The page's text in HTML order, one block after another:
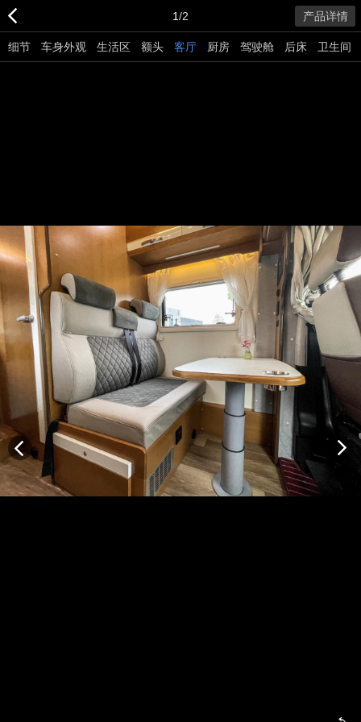
1/2 产品详情
细节 车身外观 生活区 额头 客厅 厨房 驾驶舱 后床 卫生间